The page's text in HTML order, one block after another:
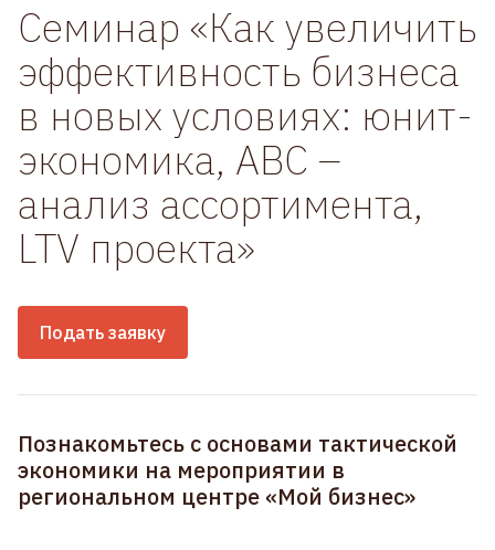
Семинар «Как увеличить
эффективность бизнеса
в новых условиях: юнит-
экономика, АВС –
анализ ассортимента,
LTV проекта»
Подать заявку
Познакомьтесь с основами тактической
экономики на мероприятии в
региональном центре «Мой бизнес»